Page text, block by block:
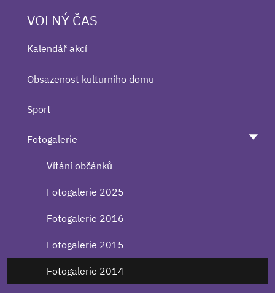
VOLNÝ ČAS
Kalendář akcí
Obsazenost kulturního domu
Sport
Fotogalerie
Vítání občánků
Fotogalerie 2025
Fotogalerie 2016
Fotogalerie 2015
Fotogalerie 2014